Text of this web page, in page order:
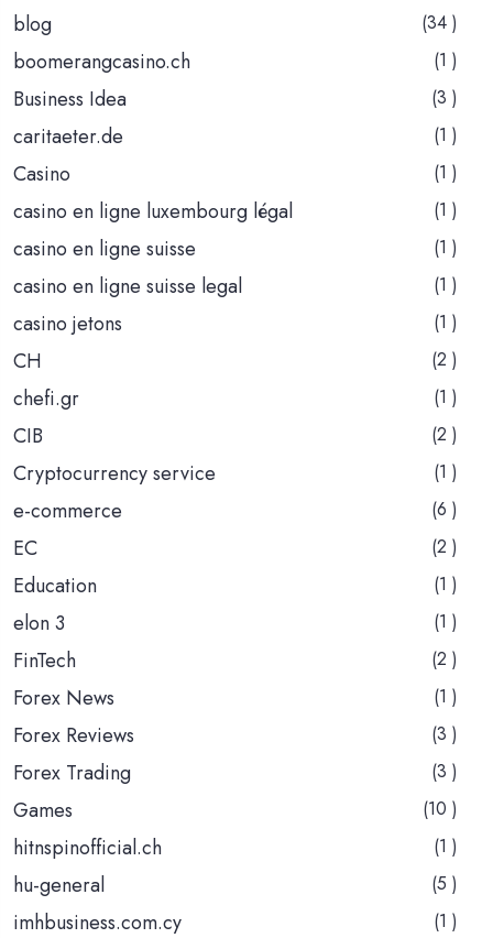
blog
(34 )
boomerangcasino.ch (1 )
Business Idea (3 )
caritaeter.de (1 )
Casino (1 )
casino en ligne luxembourg légal (1 )
casino en ligne suisse (1 )
casino en ligne suisse legal (1 )
casino jetons (1 )
CH (2 )
chefi.gr (1 )
CIB (2 )
Cryptocurrency service (1 )
e-commerce (6 )
EC (2 )
Education (1 )
elon 3 (1 )
FinTech (2 )
Forex News (1 )
Forex Reviews (3 )
Forex Trading (3 )
Games (10 )
hitnspinofficial.ch (1 )
hu-general (5 )
imhbusiness.com.cy (1 )